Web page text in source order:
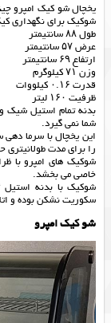
یخچال شو کیک امپرو
شوکیک برای نگهداری
طول ۸۸ سانتیمتر
عرض ۵۷ سانتیمتر
ارتفاع ۶۹ سانتیمتر
وزن ۷۱ کیلوگرم
قدرت ۰.۱۶ کیلووات
ظرفیت ۱۶۰ لیتر
بدنه تمام استیل شیک
شما نمی گیرد.
این یخچال با سرما
را برای مدت طولانیتری
شوکیک های امپرو با
خاصی می بخشد.
سکوریت نشکن بوده و
شو کیک امپرو